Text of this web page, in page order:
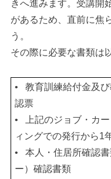
きへ進みます。受講開
があるため、直前に焦
う。
その際に必要な書類は
•教育訓練給付金及
認票
•
上記のジョブ・カ
ィングでの発行から1
•本人・住居所確認
ー）確認書類